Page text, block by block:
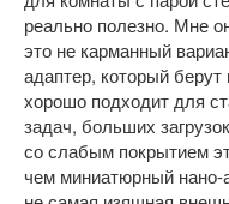
реально полезно. Мне
это не карманный
адаптер, который
хорошо подходит для
задач, больших
со слабым покрытием
чем миниатюрный нано-